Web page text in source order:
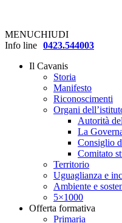
MENUCHIUDI
Info line 0423.544003
Il Cavanis
Storia
Manifesto
Riconoscimenti
Organi
Autorità
La
Consiglio
Comitato
Territorio
Uguaglianza e
Ambiente e
5×1000
Offerta formativa
Primaria